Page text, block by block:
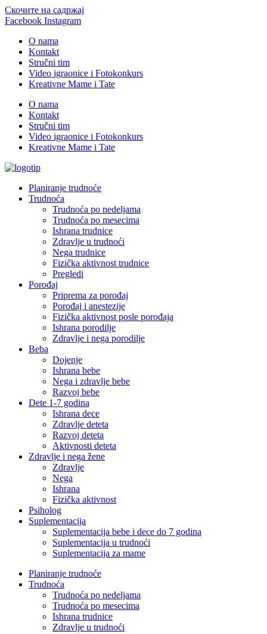
Скочите на садржај
Facebook Instagram
O nama
Kontakt
Stručni tim
Video igraonice i Fotokonkurs
Kreativne Mame i Tate
O nama
Kontakt
Stručni tim
Video igraonice i Fotokonkurs
Kreativne Mame i Tate
Planiranje trudnoće
Trudnoća
Trudnoća po nedeljama
Trudnoća po mesecima
Ishrana trudnice
Zdravlje u trudnoći
Nega trudnice
Fizička aktivnost trudnice
Pregledi
Porođaj
Priprema za porođaj
Porođaj i anestezije
Fizička aktivnost posle porođaja
Ishrana porodilje
Zdravlje i nega porodilje
Beba
Dojenje
Ishrana bebe
Nega i zdravlje bebe
Razvoj bebe
Dete 1-7 godina
Ishrana dece
Zdravlje deteta
Razvoj deteta
Aktivnosti deteta
Zdravlje i nega žene
Zdravlje
Nega
Ishrana
Fizička aktivnost
Psiholog
Suplementacija
Suplementacija bebe i dece do 7 godina
Suplementacija u trudnoći
Suplementacija za mame
Planiranje trudnoće
Trudnoća
Trudnoća po nedeljama
Trudnoća po mesecima
Ishrana trudnice
Zdravlje u trudnoći